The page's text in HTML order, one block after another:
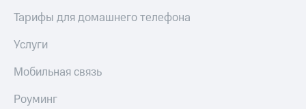
С картой
Накопления
Обзоры
Скидки
до 40%
Тарифы для домашнего телефона
Услуги
Мобильная связь
Роуминг